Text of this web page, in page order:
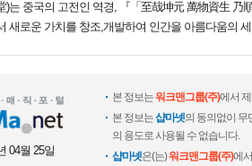
)는 중국의 고전인 역경, 『「至哉坤元 萬物資生
새로운 가치를 창조,개발하여 인간을 아름다움의
04월 25일
본 정보는워크맨그룹(주)에서
본 정보는샵마넷의 동의없이 무
의 용도로 사용될 수 없습니다.
샵마넷은(는)워크맨그룹(주)에